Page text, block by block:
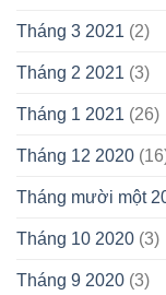
Tháng 3 2021 (2)
Tháng 2 2021 (3)
Tháng 1 2021 (26)
Tháng 12 2020
Tháng mười một
Tháng 10 2020 (3)
Tháng 9 2020 (3)